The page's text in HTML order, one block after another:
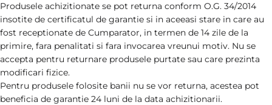
Produsele achizitionate se pot returna conform O.G. 34/2014
insotite de certificatul de garantie si in aceeasi stare in care au
fost receptionate de Cumparator, in termen de 14 zile de la
primire, fara penalitati si fara invocarea vreunui motiv. Nu se
accepta pentru returnare produsele purtate sau care prezinta
modificari fizice.
Pentru produsele folosite banii nu se vor returna, acestea pot
beneficia de garantie 24 luni de la data achizitionarii.